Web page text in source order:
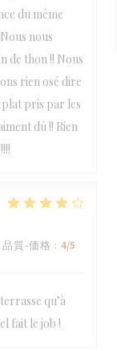
du même
nous
de thon !! Nous
rien osé dire
plat pris par les
dû !! Rien
品質-価格 : 4/5
qu’à
fait le job !